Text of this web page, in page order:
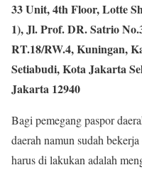
33 Unit, 4th Floor, Lotte
1), Jl. Prof. DR. Satrio
RT.18/RW.4, Kuningan,
Setiabudi, Kota Jakarta
Jakarta 12940
Bagi pemegang paspor
daerah namun sudah
harus di lakukan adalah